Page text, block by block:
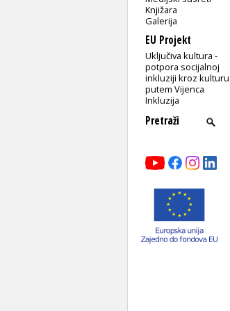
Knjižara
Galerija
EU Projekt
Uključiva kultura -
potpora socijalnoj
inkluziji kroz kulturu
putem Vijenca
Inkluzija